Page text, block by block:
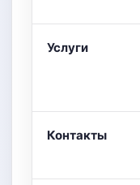
Услуги
Контакты